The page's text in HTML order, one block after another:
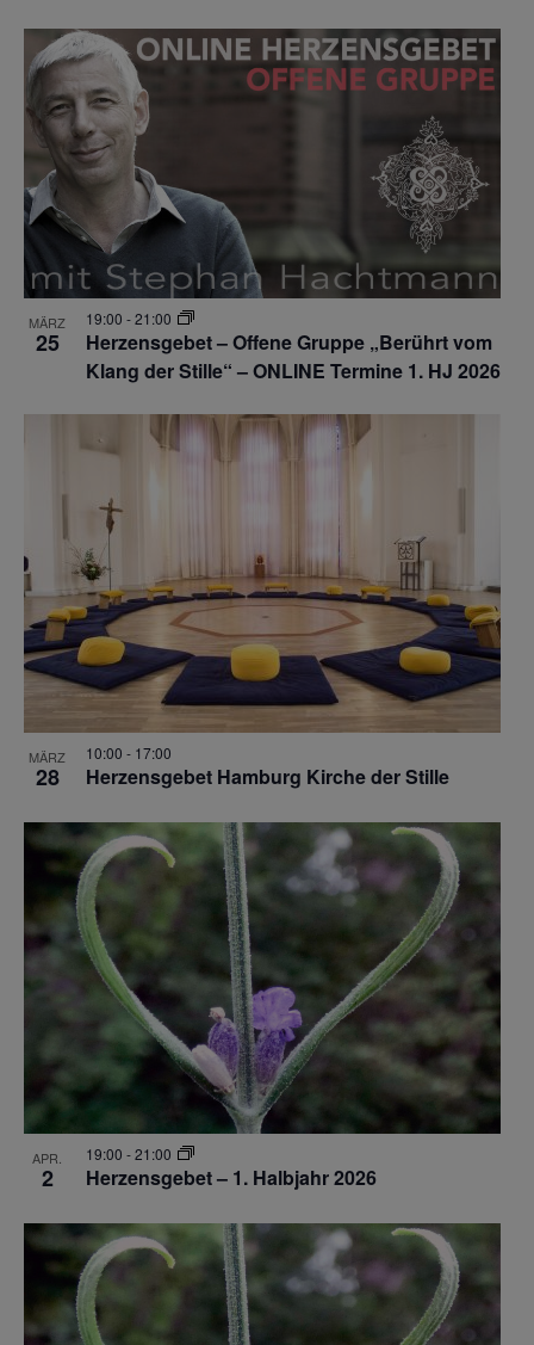
MÄRZ
25
Herzensgebet – Offene Gruppe „Berührt vom
Klang der Stille“ – ONLINE Termine 1. HJ 2026
19:00 -21:00
MÄRZ
28 Herzensgebet Hamburg Kirche der Stille
10:00 - 17:00
APR.
2 Herzensgebet – 1. Halbjahr 2026
19:00 -21:00